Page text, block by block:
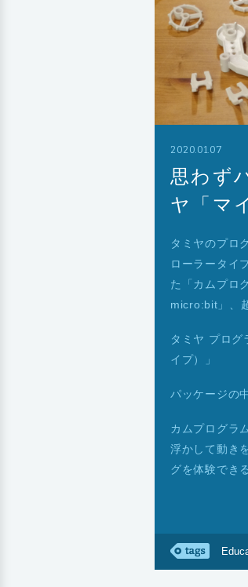
2020.01.07
思わず
ヤ「マ
タミヤのプロ
ローラータイ
た「カムプロ
micro:bit」、
タミヤ プログ
イプ）」
パッケージの
カムプログラ
浮かして動き
グを体験でき